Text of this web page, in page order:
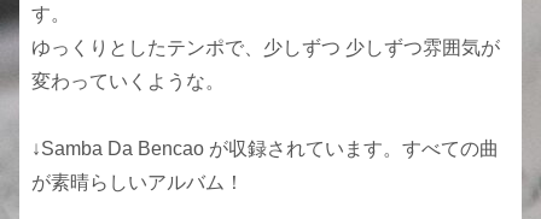
す。
ゆっくりとしたテンポで、少しずつ 少しずつ雰囲気が
変わっていくような。
↓Samba Da Bencao が収録されています。すべての曲
が素晴らしいアルバム！